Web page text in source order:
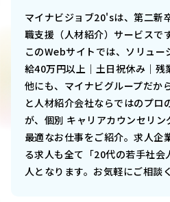
マイナビジョブ20'sは、第二新
職支援（人材紹介）サービスです
このWebサイトでは、 ソリュー
給40万円以上｜土日祝休み｜
他にも、マイナビグループだか
と人材紹介会社ならではのプロ
が、個別 キャリアカウンセリ
最適なお仕事をご紹介。求人企
る求人も全て「20代の若手社会
人となります。お気軽にご相談